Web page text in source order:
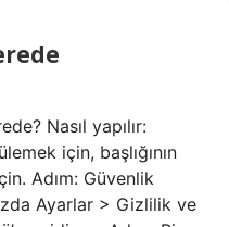
Nasıl yapılır:
için, başlığının
Adım: Güvenlik
Ayarlar > Gizlilik ve